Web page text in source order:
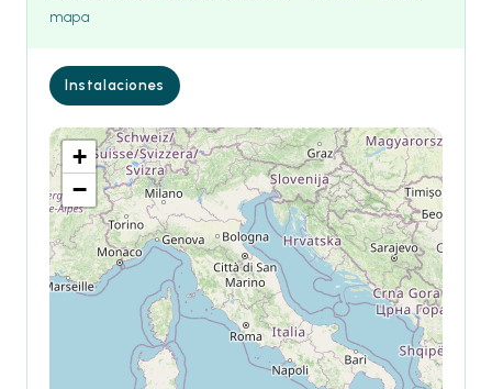
mapa
Instalaciones
+
−